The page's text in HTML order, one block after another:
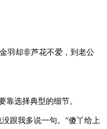
羽却非芦花不爱，到老公
选择典型的细节。
跟我多说一句。”傻丫给上